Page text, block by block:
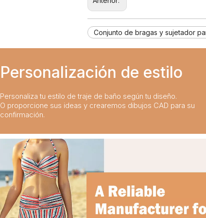
Conjunto de bragas y sujetador
Personalización de estilo
Personaliza tu estilo de traje de baño según tu diseño.
O proporcione sus ideas y crearemos dibujos CAD para su
confirmación.